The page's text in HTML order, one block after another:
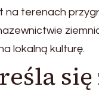
na terenach
lokalną kulturę.